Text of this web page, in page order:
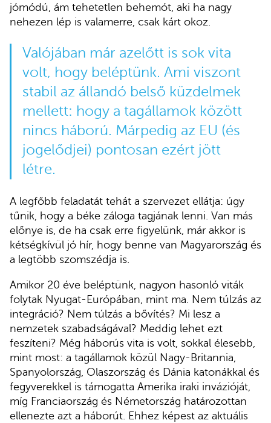
jómódú, ám tehetetlen behemót, aki ha nagy
nehezen lép is valamerre, csak kárt okoz.
Valójában már azelőtt is sok vita
volt, hogy beléptünk. Ami viszont
stabil az állandó belső küzdelmek
mellett: hogy a tagállamok között
nincs háború. Márpedig az EU (és
jogelődjei) pontosan ezért jött
létre.
A legfőbb feladatát tehát a szervezet ellátja: úgy
tűnik, hogy a béke záloga tagjának lenni. Van más
előnye is, de ha csak erre figyelünk, már akkor is
kétségkívül jó hír, hogy benne van Magyarország és
a legtöbb szomszédja is.
Amikor 20 éve beléptünk, nagyon hasonló viták
folytak Nyugat-Európában, mint ma. Nem túlzás az
integráció? Nem túlzás a bővítés? Mi lesz a
nemzetek szabadságával? Meddig lehet ezt
feszíteni? Még háborús vita is volt, sokkal élesebb,
mint most: a tagállamok közül Nagy-Britannia,
Spanyolország, Olaszország és Dánia katonákkal és
fegyverekkel is támogatta Amerika iraki invázióját,
míg Franciaország és Németország határozottan
ellenezte azt a háborút. Ehhez képest az aktuális